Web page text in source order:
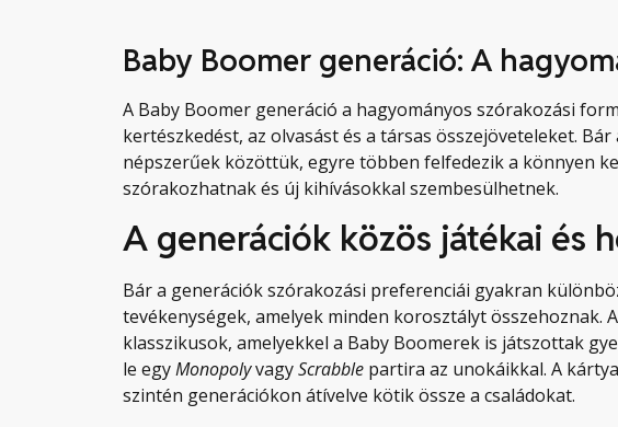
Baby Boomer generáció: A
A Baby Boomer generáció a hagyományos szórakozási
kertészkedést, az olvasást és a társas összejöveteleket.
népszerűek közöttük, egyre többen felfedezik a könnyen
szórakozhatnak és új kihívásokkal szembesülhetnek.
A generációk közös játékai és
Bár a generációk szórakozási preferenciái gyakran
tevékenységek, amelyek minden korosztályt összehoznak.
klasszikusok, amelyekkel a Baby Boomerek is játszottak
le egyMonopolyvagyScrabble partira az unokáikkal. A
szintén generációkon átívelve kötik össze a családokat.